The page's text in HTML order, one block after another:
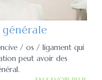
/ os / ligament qui
peut avoir des